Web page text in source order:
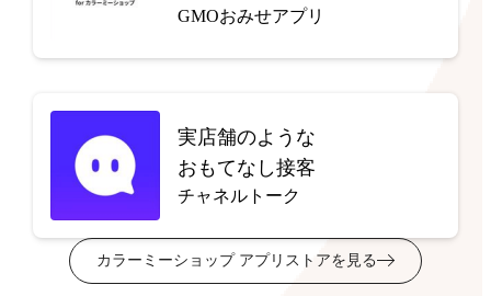
GMOおみせアプリ
実店舗のような
おもてなし接客
チャネルトーク
カラーミーショップ アプリストアを見る